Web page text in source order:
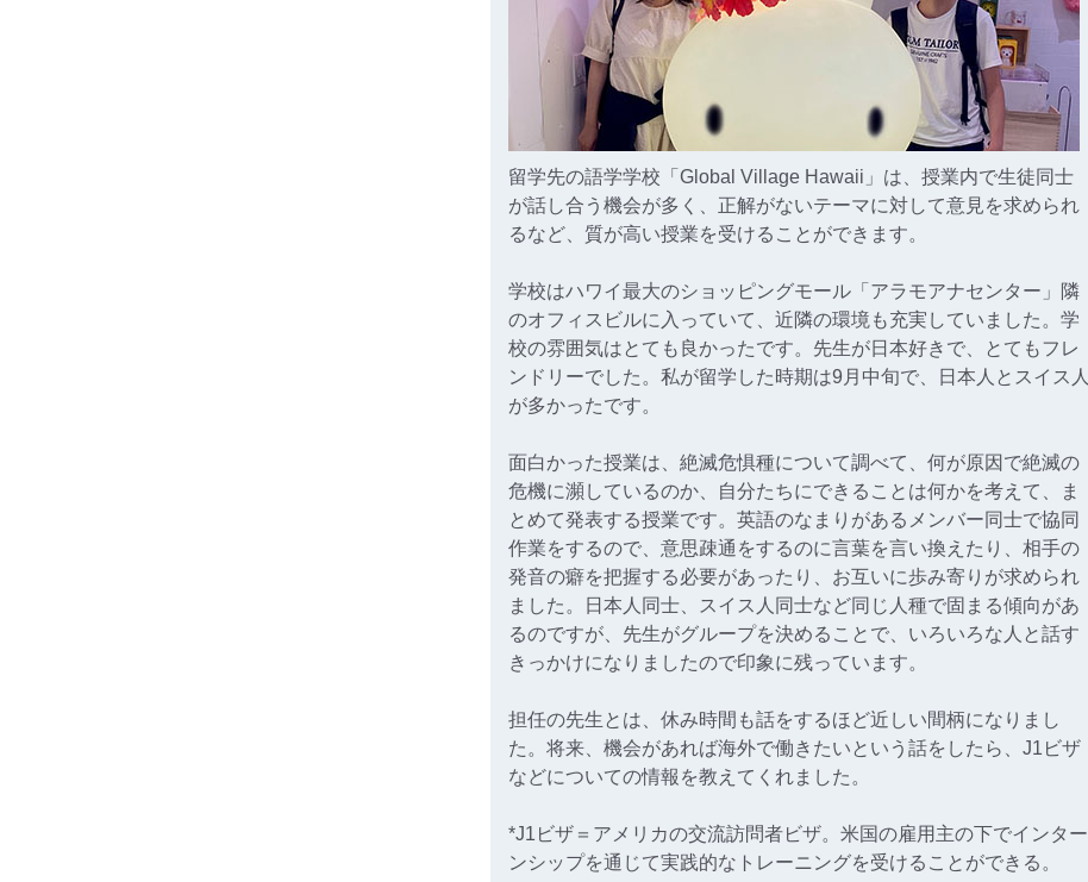
留学先の語学学校「Global Village Hawaii」は、授業内で生徒同士
が話し合う機会が多く、正解がないテーマに対して意見を求められ
るなど、質が高い授業を受けることができます。
学校はハワイ最大のショッピングモール「アラモアナセンター」隣
のオフィスビルに入っていて、近隣の環境も充実していました。学
校の雰囲気はとても良かったです。先生が日本好きで、とてもフレ
ンドリーでした。私が留学した時期は9月中旬で、日本人とスイス人
が多かったです。
面白かった授業は、絶滅危惧種について調べて、何が原因で絶滅の
危機に瀕しているのか、自分たちにできることは何かを考えて、ま
とめて発表する授業です。英語のなまりがあるメンバー同士で協同
作業をするので、意思疎通をするのに言葉を言い換えたり、相手の
発音の癖を把握する必要があったり、お互いに歩み寄りが求められ
ました。日本人同士、スイス人同士など同じ人種で固まる傾向があ
るのですが、先生がグループを決めることで、いろいろな人と話す
きっかけになりましたので印象に残っています。
担任の先生とは、休み時間も話をするほど近しい間柄になりまし
た。将来、機会があれば海外で働きたいという話をしたら、J1ビザ
などについての情報を教えてくれました。
*J1ビザ＝アメリカの交流訪問者ビザ。米国の雇用主の下でインター
ンシップを通じて実践的なトレーニングを受けることができる。